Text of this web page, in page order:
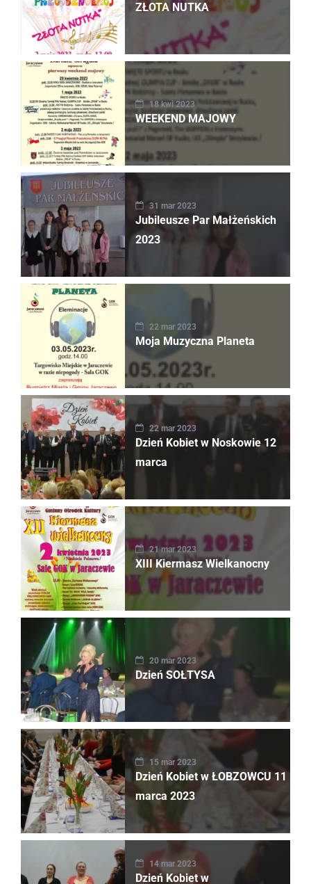
ZŁOTA NUTKA
18 kwi 2023
WEEKEND MAJOWY
31 mar 2023
Jubileusze Par Małżeńskich
2023
22 mar 2023
Moja Muzyczna Planeta
22 mar 2023
Dzień Kobiet w Noskowie 12
marca
21 mar 2023
XIII Kiermasz Wielkanocny
20 mar 2023
Dzień SOŁTYSA
15 mar 2023
Dzień Kobiet w ŁOBZOWCU 11
marca 2023
14 mar 2023
Dzień Kobiet w